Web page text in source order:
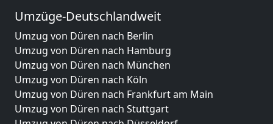
Umzüge-Deutschlandweit
Umzug von Düren nach Berlin
Umzug von Düren nach Hamburg
Umzug von Düren nach München
Umzug von Düren nach Köln
Umzug von Düren nach Frankfurt am Main
Umzug von Düren nach Stuttgart